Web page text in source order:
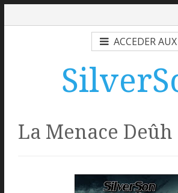
ACCEDER
La Menace Deûh